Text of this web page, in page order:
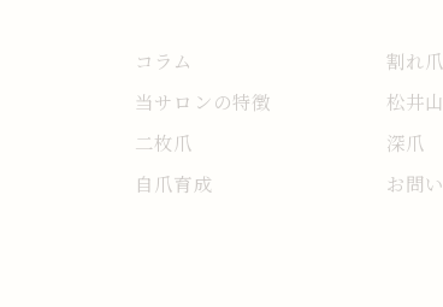
コラム
当サロンの特徴
二枚爪
自爪育成
割れ爪
松井
深爪
お問